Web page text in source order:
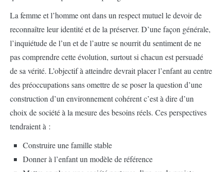
La femme et l’homme ont dans un respect mutuel le devoir de
reconnaître leur identité et de la préserver. D’une façon générale,
l’inquiétude de l’un et de l’autre se nourrit du sentiment de ne
pas comprendre cette évolution, surtout si chacun est persuadé
de sa vérité. L’objectif à atteindre devrait placer l’enfant au centre
des préoccupations sans omettre de se poser la question d’une
construction d’un environnement cohérent c’est à dire d’un
choix de société à la mesure des besoins réels. Ces perspectives
tendraient à :
Construire une famille stable
Donner à l’enfant un modèle de référence